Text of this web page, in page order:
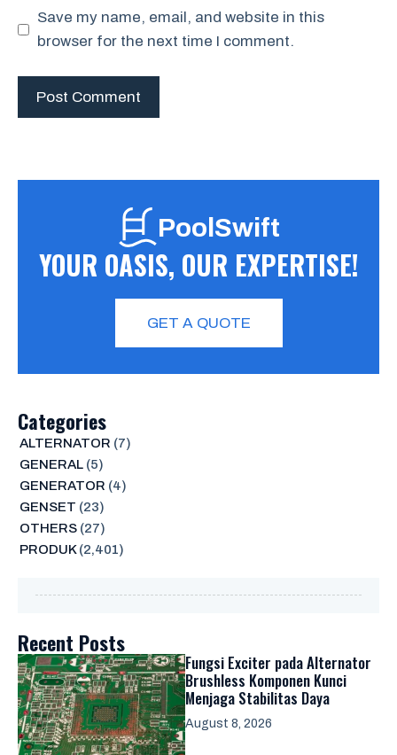
Save my name, email, and website in this
browser for the next time I comment.
PoolSwift
YOUR OASIS, OUR EXPERTISE!
GET A QUOTE
Categories
ALTERNATOR (7)
GENERAL(5)
GENERATOR (4)
GENSET (23)
OTHERS(27)
PRODUK(2,401)
Recent Posts
Fungsi Exciter pada Alternator
Brushless Komponen Kunci
Menjaga Stabilitas Daya
August 8, 2026